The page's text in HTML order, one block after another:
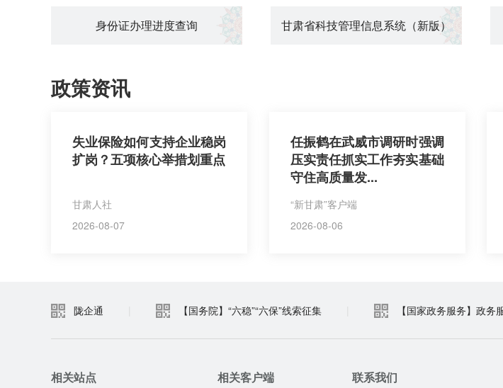
身份证办理进度查询 甘肃省科技管理信息系统（新版）
政策资讯
失业保险如何支持企业稳岗
扩岗？五项核心举措划重点
甘肃人社
2026-08-07
任振鹤在武威市调研时强调
压实责任抓实工作夯实基础
守住高质量发...
“新甘肃”客户端
2026-08-06
陇企通 【国务院】“六稳”“六保”线索征集 【国家政务服务】政务
相关站点 相关客户端 联系我们